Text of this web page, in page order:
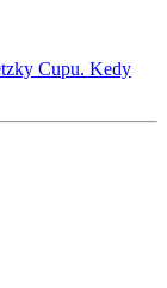
Cupu. Kedy